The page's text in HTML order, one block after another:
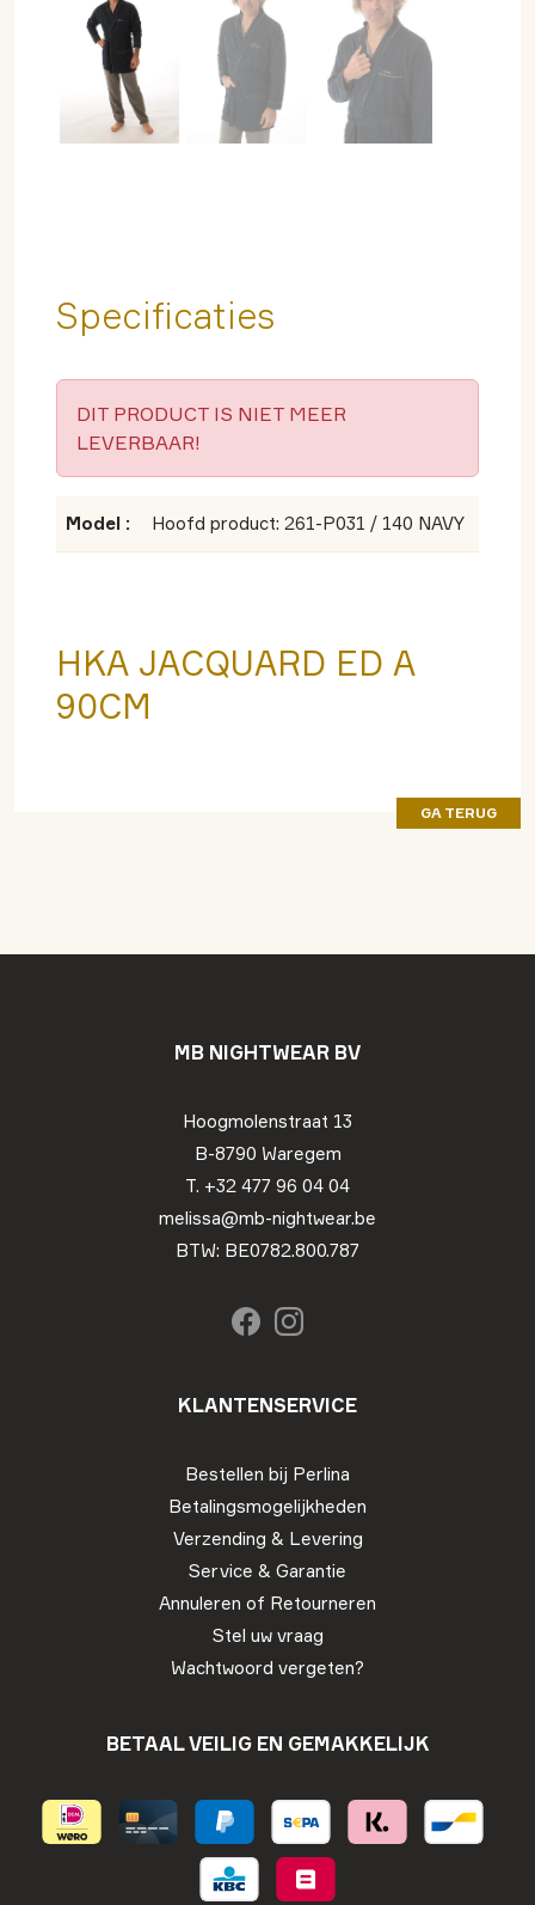
Specificaties
DIT PRODUCT IS NIET MEER
LEVERBAAR!
Model : Hoofd product: 261-P031 / 140 NAVY
HKA JACQUARD ED A
90CM
GA TERUG
MB NIGHTWEAR BV
Hoogmolenstraat 13
B-8790 Waregem
T. +32 477 96 04 04
melissa@mb-nightwear.be
BTW: BE0782.800.787
KLANTENSERVICE
Bestellen bij Perlina
Betalingsmogelijkheden
Verzending & Levering
Service & Garantie
Annuleren of Retourneren
Stel uw vraag
Wachtwoord vergeten?
BETAAL VEILIG EN GEMAKKELIJK